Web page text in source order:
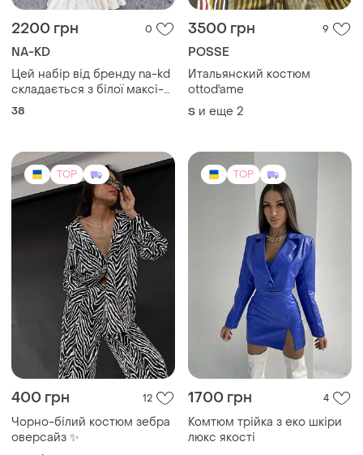
2200 грн 0
NA-KD
Цей набір від бренду na-kd
складається з білої максі-
спідниці та топа з
38
3500 грн 9
POSSE
Итальянский костюм
ottod'ame
S и еще 2
TOP
400 грн 12
Чорно-білий костюм зебра
оверсайз ✨
TOP
1700 грн 4
Комтюм трійка з еко шкіри
люкс якості